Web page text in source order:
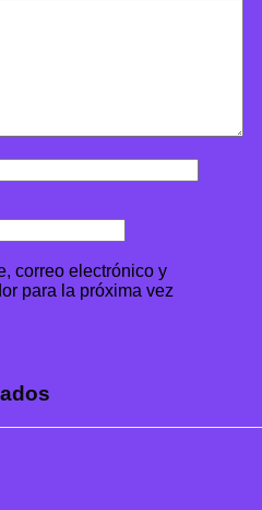
correo electrónico y
para la próxima vez